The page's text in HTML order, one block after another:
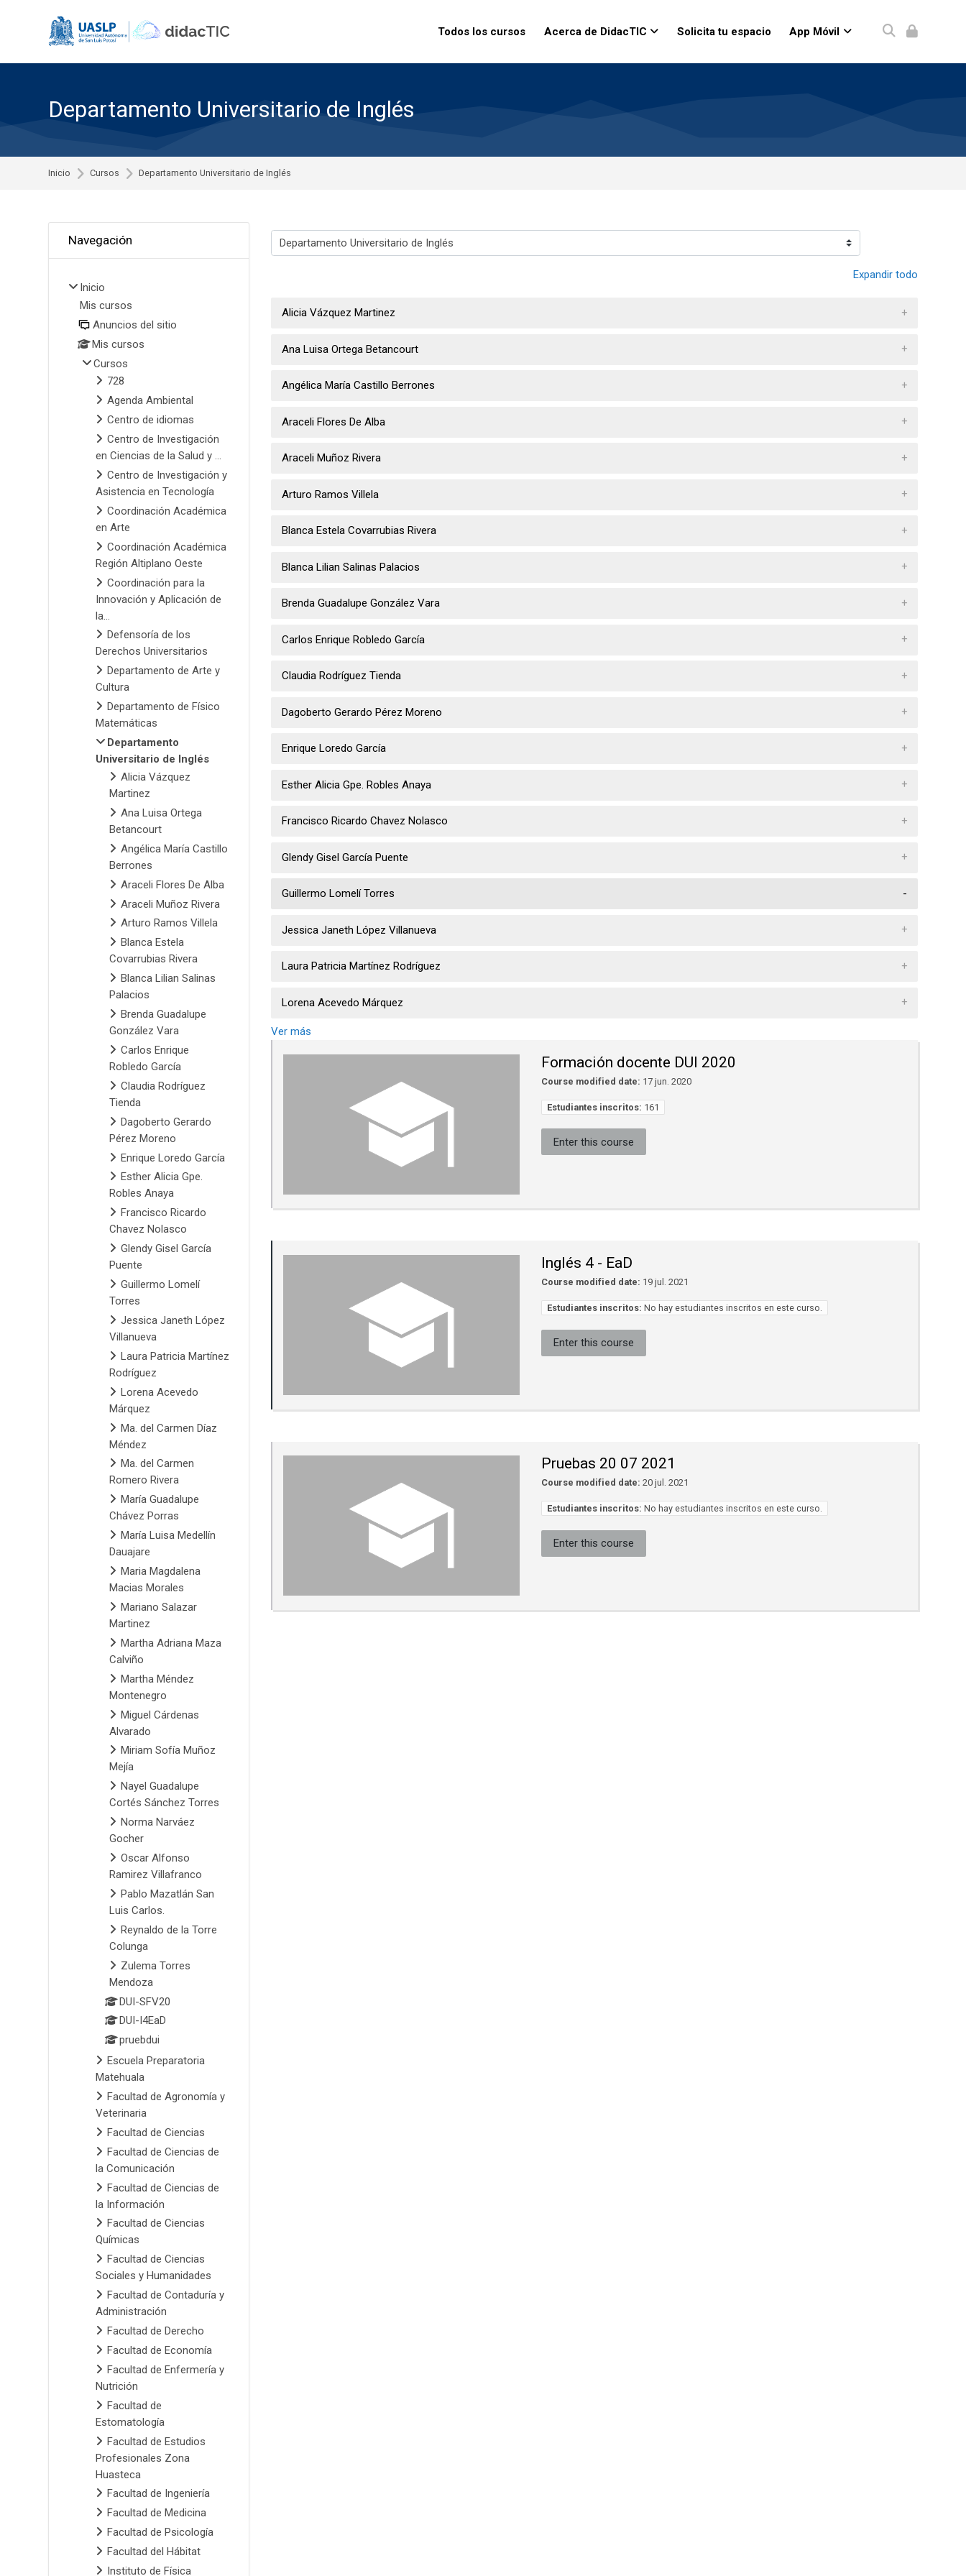
Todos los cursos
Acerca de DidacTIC Solicita tu espacio App Móvil
Departamento Universitario de Inglés
Inicio Cursos Departamento Universitario de Inglés
Categorías
Expandir todo
Alicia Vázquez Martinez
Ana Luisa Ortega Betancourt
Angélica María Castillo Berrones
Araceli Flores De Alba
Araceli Muñoz Rivera
Arturo Ramos Villela
Blanca Estela Covarrubias Rivera
Blanca Lilian Salinas Palacios
Brenda Guadalupe González Vara
Carlos Enrique Robledo García
Claudia Rodríguez Tienda
Dagoberto Gerardo Pérez Moreno
Enrique Loredo García
Esther Alicia Gpe. Robles Anaya
Francisco Ricardo Chavez Nolasco
Glendy Gisel García Puente
Guillermo Lomelí Torres
Jessica Janeth López Villanueva
Laura Patricia Martínez Rodríguez
Lorena Acevedo Márquez
Ver más
Formación docente DUI 2020
Course modified date: 17 jun. 2020
Estudiantes inscritos: 161
Enter this course
Inglés 4 - EaD
Course modified date: 19 jul. 2021
Estudiantes inscritos: No hay estudiantes inscritos en este curso.
Enter this course
Pruebas 20 07 2021
Course modified date: 20 jul. 2021
Estudiantes inscritos: No hay estudiantes inscritos en este curso.
Enter this course
Navegación
Inicio
Mis cursos
Anuncios del sitio
Mis cursos
Cursos
728
Agenda Ambiental
Centro de idiomas
Centro de Investigación
en Ciencias de la Salud y ...
Centro de Investigación y
Asistencia en Tecnología
Coordinación Académica
en Arte
Coordinación Académica
Región Altiplano Oeste
Coordinación para la
Innovación y Aplicación de
la...
Defensoría de los
Derechos Universitarios
Departamento de Arte y
Cultura
Departamento de Físico
Matemáticas
Departamento
Universitario de Inglés
Alicia Vázquez
Martinez
Ana Luisa Ortega
Betancourt
Angélica María Castillo
Berrones
Araceli Flores De Alba
Araceli Muñoz Rivera
Arturo Ramos Villela
Blanca Estela
Covarrubias Rivera
Blanca Lilian Salinas
Palacios
Brenda Guadalupe
González Vara
Carlos Enrique
Robledo García
Claudia Rodríguez
Tienda
Dagoberto Gerardo
Pérez Moreno
Enrique Loredo García
Esther Alicia Gpe.
Robles Anaya
Francisco Ricardo
Chavez Nolasco
Glendy Gisel García
Puente
Guillermo Lomelí
Torres
Jessica Janeth López
Villanueva
Laura Patricia Martínez
Rodríguez
Lorena Acevedo
Márquez
Ma. del Carmen Díaz
Méndez
Ma. del Carmen
Romero Rivera
María Guadalupe
Chávez Porras
María Luisa Medellín
Dauajare
Maria Magdalena
Macias Morales
Mariano Salazar
Martinez
Martha Adriana Maza
Calviño
Martha Méndez
Montenegro
Miguel Cárdenas
Alvarado
Miriam Sofía Muñoz
Mejía
Nayel Guadalupe
Cortés Sánchez Torres
Norma Narváez
Gocher
Oscar Alfonso
Ramirez Villafranco
Pablo Mazatlán San
Luis Carlos.
Reynaldo de la Torre
Colunga
Zulema Torres
Mendoza
DUI-SFV20
DUI-I4EaD
pruebdui
Escuela Preparatoria
Matehuala
Facultad de Agronomía y
Veterinaria
Facultad de Ciencias
Facultad de Ciencias de
la Comunicación
Facultad de Ciencias de
la Información
Facultad de Ciencias
Químicas
Facultad de Ciencias
Sociales y Humanidades
Facultad de Contaduría y
Administración
Facultad de Derecho
Facultad de Economía
Facultad de Enfermería y
Nutrición
Facultad de
Estomatología
Facultad de Estudios
Profesionales Zona
Huasteca
Facultad de Ingeniería
Facultad de Medicina
Facultad de Psicología
Facultad del Hábitat
Instituto de Física